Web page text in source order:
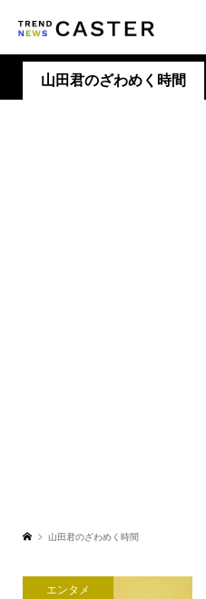
山田君のざわめく時間
山田君のざわめく時間
エンタメ